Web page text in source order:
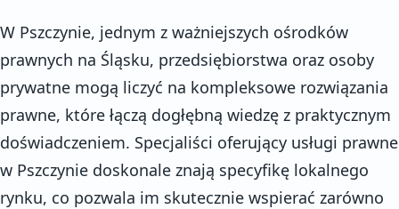
W Pszczynie, jednym z ważniejszych ośrodków
prawnych na Śląsku, przedsiębiorstwa oraz osoby
prywatne mogą liczyć na kompleksowe rozwiązania
prawne, które łączą dogłębną wiedzę z praktycznym
doświadczeniem. Specjaliści oferujący usługi prawne
w Pszczynie doskonale znają specyfikę lokalnego
rynku, co pozwala im skutecznie wspierać zarówno